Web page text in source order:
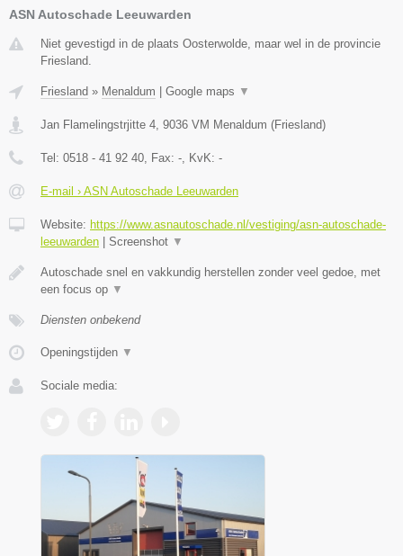
ASN Autoschade Leeuwarden
Niet gevestigd in de plaats Oosterwolde, maar wel in de provincie
Friesland.
Friesland » Menaldum | Google maps ▼
Jan Flamelingstrjitte 4 9036 VM Menaldum (Friesland)
Tel: 0518 - 41 92 40 , Fax: - , KvK: -
E-mail › ASN Autoschade Leeuwarden
Website: https://www.asnautoschade.nl/vestiging/asn-autoschade-
leeuwarden | Screenshot ▼
Autoschade snel en vakkundig herstellen zonder veel gedoe, met
een focus op ▼
Diensten onbekend
Openingstijden ▼
Sociale media: